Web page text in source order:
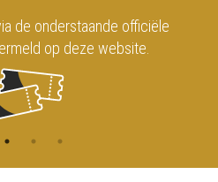
de onderstaande officiële
op deze website.